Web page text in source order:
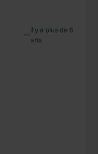
—il y a plus de 6
ans